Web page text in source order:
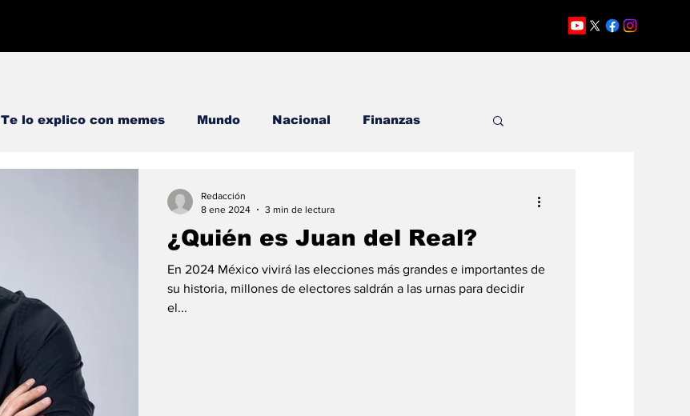
Te lo explico con memes Mundo Nacional Finanzas
¿Quién es Juan del Real?
En 2024 México vivirá las elecciones más grandes e importantes de
su historia, millones de electores saldrán a las urnas para decidir
el...
Redacción
8 ene 2024
3 min de lectura